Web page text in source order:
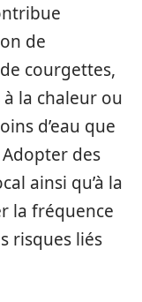
de
courgettes,
à la chaleur ou
d’eau que
des
ainsi qu’à la
la fréquence
risques liés